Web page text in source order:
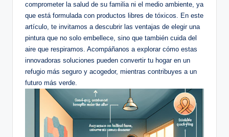
comprometer la salud de su familia ni el medio ambiente, ya
que está formulada con productos libres de tóxicos. En este
artículo, te invitamos a descubrir las ventajas de elegir una
pintura que no solo embellece, sino que también cuida del
aire que respiramos. Acompáñanos a explorar cómo estas
innovadoras soluciones pueden convertir tu hogar en un
refugio más seguro y acogedor, mientras contribuyes a un
futuro más verde.